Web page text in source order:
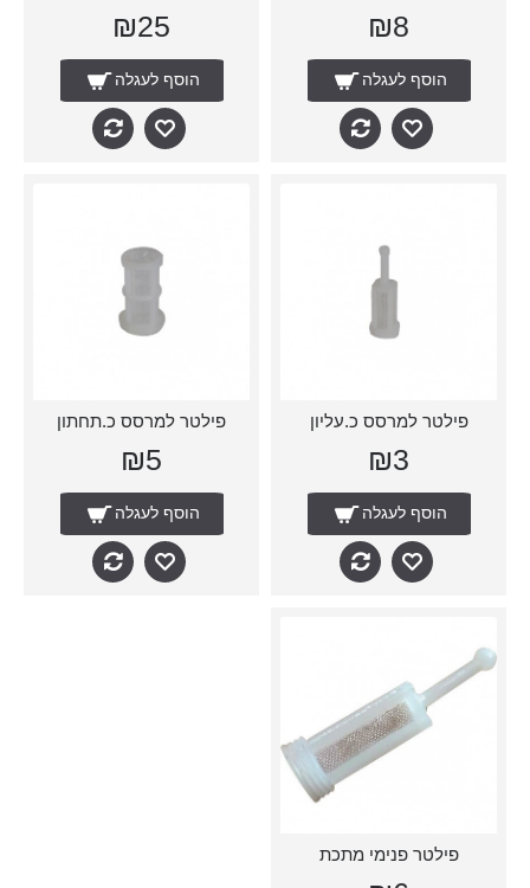
₪8
הוסף לעגלה
₪25
הוסף לעגלה
פילטר למרסס כ.עליון
₪3
הוסף לעגלה
פילטר למרסס כ.תחתון
₪5
הוסף לעגלה
פילטר פנימי מתכת